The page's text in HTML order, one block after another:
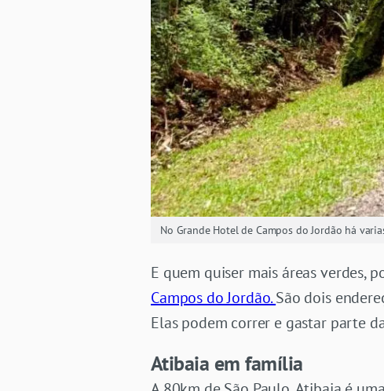
No Grande Hotel de Campos do Jordão há
E quem quiser mais áreas verdes,
Campos do Jordão.São dois
Elas podem correr e gastar parte
Atibaia em família